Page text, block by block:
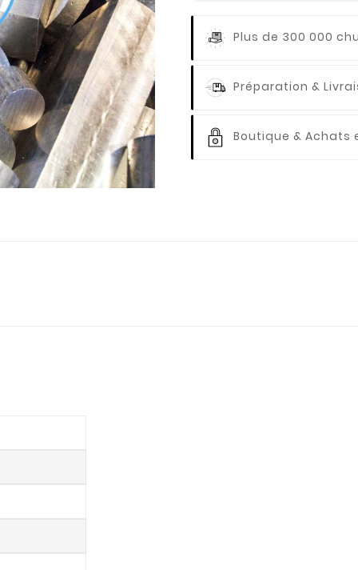
Plus de 300 000
Préparation &
Boutique & Achats